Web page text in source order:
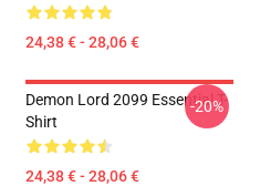
24,38 € - 28,06 €
Demon Lord 2099 Essential T-
Shirt
24,38 € - 28,06 €
-20%